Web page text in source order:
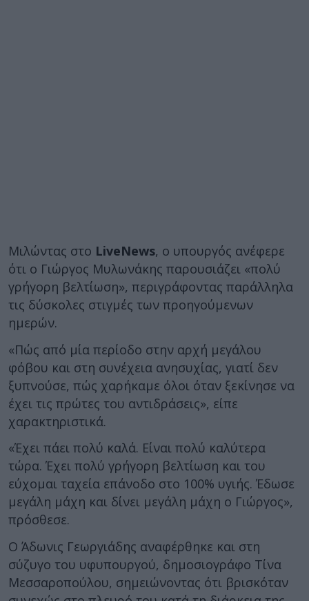
Μιλώντας στο LiveNews, ο υπουργός ανέφερε
ότι ο Γιώργος Μυλωνάκης παρουσιάζει «πολύ
γρήγορη βελτίωση», περιγράφοντας παράλληλα
τις δύσκολες στιγμές των προηγούμενων
ημερών.
«Πώς από μία περίοδο στην αρχή μεγάλου
φόβου και στη συνέχεια ανησυχίας, γιατί δεν
ξυπνούσε, πώς χαρήκαμε όλοι όταν ξεκίνησε να
έχει τις πρώτες του αντιδράσεις», είπε
χαρακτηριστικά.
«Έχει πάει πολύ καλά. Είναι πολύ καλύτερα
τώρα. Έχει πολύ γρήγορη βελτίωση και του
εύχομαι ταχεία επάνοδο στο 100% υγιής. Έδωσε
μεγάλη μάχη και δίνει μεγάλη μάχη ο Γιώργος»,
πρόσθεσε.
Ο Άδωνις Γεωργιάδης αναφέρθηκε και στη
σύζυγο του υφυπουργού, δημοσιογράφο Τίνα
Μεσσαροπούλου, σημειώνοντας ότι βρισκόταν